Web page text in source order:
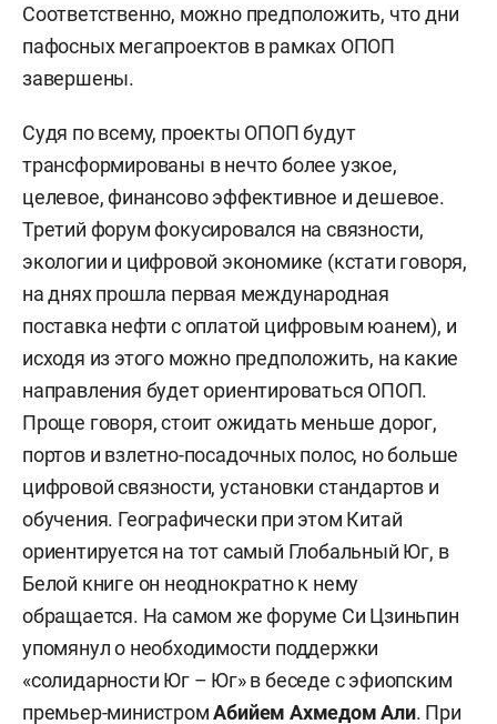
Соответственно, можно предположить, что дни
пафосных мегапроектов в рамках ОПОП
завершены.
Судя по всему, проекты ОПОП будут
трансформированы в нечто более узкое,
целевое, финансово эффективное и дешевое.
Третий форум фокусировался на связности,
экологии и цифровой экономике (кстати говоря,
на днях прошла первая международная
поставка нефти с оплатой цифровым юанем), и
исходя из этого можно предположить, на какие
направления будет ориентироваться ОПОП.
Проще говоря, стоит ожидать меньше дорог,
портов и взлетно-посадочных полос, но больше
цифровой связности, установки стандартов и
обучения. Географически при этом Китай
ориентируется на тот самый Глобальный Юг, в
Белой книге он неоднократно к нему
обращается. На самом же форуме Си Цзиньпин
упомянул о необходимости поддержки
«солидарности Юг – Юг» в беседе с эфиопским
премьер-министромАбийем Ахмедом Али. При